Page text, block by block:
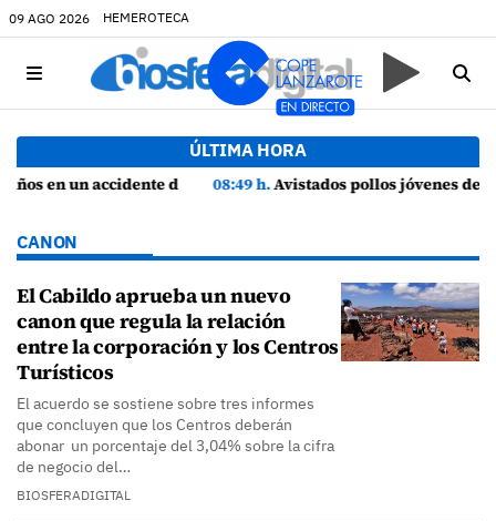
09 AGO 2026 HEMEROTECA
ÚLTIMA HORA
08:49 h.Avistados pollos jóvenes de corredor sahariano y episodios de cortejo de hubara cerca del rally de Lanzarote
CANON
El Cabildo aprueba un nuevo
canon que regula la relación
entre la corporación y los Centros
Turísticos
El acuerdo se sostiene sobre tres informes
que concluyen que los Centros deberán
abonar un porcentaje del 3,04% sobre la cifra
de negocio del…
BIOSFERADIGITAL